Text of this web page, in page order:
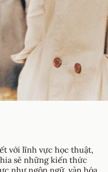
với lĩnh vực học thuật,
sẻ những kiến thức